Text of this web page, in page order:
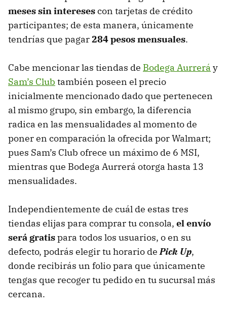
meses sin interesescon tarjetas de crédito
participantes; de esta manera, únicamente
tendrías que pagar284 pesos mensuales.
Cabe mencionar las tiendas de Bodega Aurrerá y
Sam’s Club también poseen el precio
inicialmente mencionado dado que pertenecen
al mismo grupo, sin embargo, la diferencia
radica en las mensualidades al momento de
poner en comparación la ofrecida por Walmart;
pues Sam’s Club ofrece un máximo de 6 MSI,
mientras que Bodega Aurrerá otorga hasta 13
mensualidades.
Independientemente de cuál de estas tres
tiendas elijas para comprar tu consola, el envío
será gratispara todos los usuarios, o en su
defecto, podrás elegir tu horario dePick Up,
donde recibirás un folio para que únicamente
tengas que recoger tu pedido en tu sucursal más
cercana.